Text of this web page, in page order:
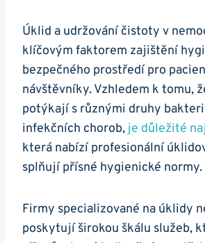
Úklid a udržování čistoty v
klíčovým faktorem zajištění
bezpečného prostředí pro
návštěvníky. Vzhledem k tomu,
potýkají s různými druhy
infekčních chorob, je důležité
která nabízí profesionální
splňují přísné hygienické normy.
Firmy specializované na úklidy
poskytují širokou škálu služeb,